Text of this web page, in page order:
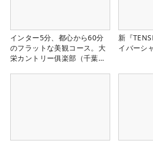
インター5分、都心から60分
のフラットな美観コース。大
栄カントリー俱楽部（千葉
新『
イバーシ